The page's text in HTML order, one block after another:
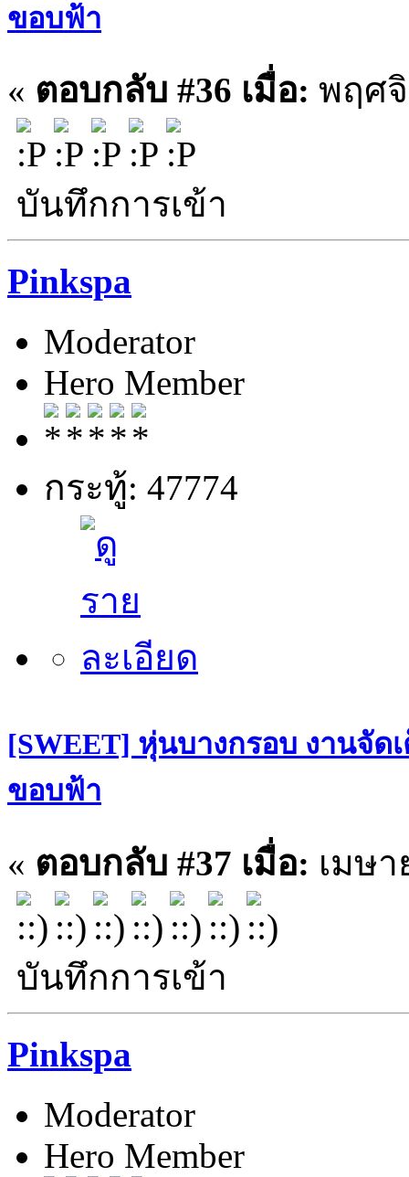
ขอบฟ้า
« ตอบกลับ #36 เมื่อ: พฤศจิ
บันทึกการเข้า
Pinkspa
Moderator
Hero Member
กระทู้: 47774
[SWEET] หุ่นบางกรอบ งานจัด
ขอบฟ้า
« ตอบกลับ #37 เมื่อ: เมษา
บันทึกการเข้า
Pinkspa
Moderator
Hero Member